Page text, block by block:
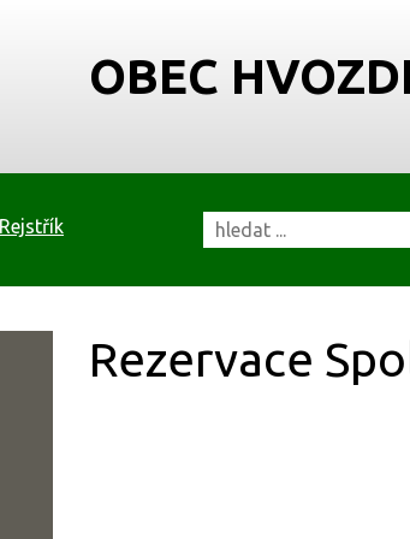
OBEC
Rejstřík
Rezervace